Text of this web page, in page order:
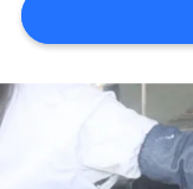
MAPA
DO
SITE